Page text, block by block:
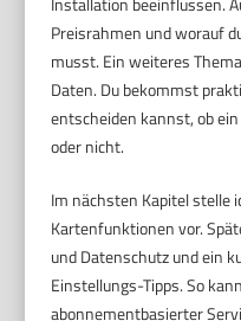
Preisrahmen und worauf
musst. Ein weiteres
Daten. Du bekommst
entscheiden kannst, ob
oder nicht.
Im nächsten Kapitel stelle
Kartenfunktionen vor.
und Datenschutz und ein
Einstellungs-Tipps. So
abonnementbasierter